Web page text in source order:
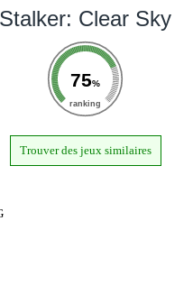
Stalker: Clear Sky
75%
ranking
Trouver des jeux similaires